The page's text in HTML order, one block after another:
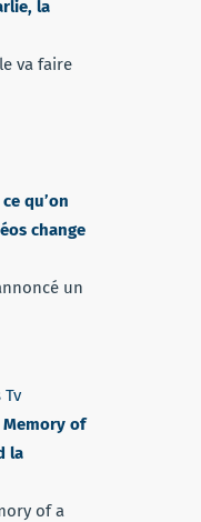
la
va faire
qu’on
change
un
Tv
of
la
of a